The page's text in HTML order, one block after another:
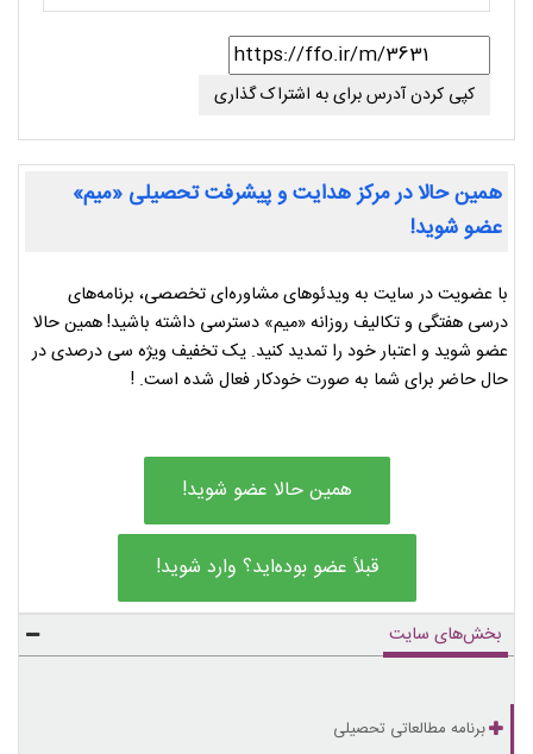
کپی کردن آدرس برای به اشتراک گذاری
همین حالا در مرکز هدایت و پیشرفت تحصیلی «میم»
عضو شوید!
با عضویت در سایت به ویدئوهای مشاوره‌ای تخصصی، برنامه‌های
درسی هفتگی و تکالیف روزانه «میم» دسترسی داشته باشید! همین حالا
عضو شوید و اعتبار خود را تمدید کنید. یک تخفیف ویژه سی درصدی در
حال حاضر برای شما به صورت خودکار فعال شده است. !
همین حالا عضو شوید!
قبلاً عضو بوده‌اید؟ وارد شوید!
بخش‌های سایت
برنامه مطالعاتی تحصیلی